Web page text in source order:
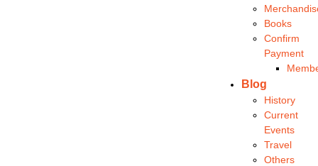
Books
Confirm
Payment
Blog
History
Current
Events
Travel
Others